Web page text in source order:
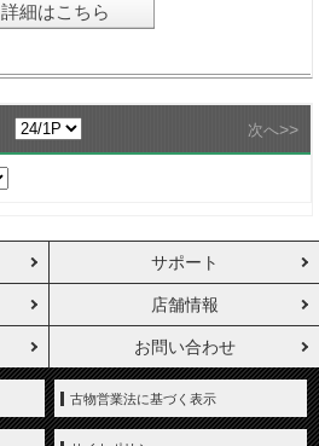
詳細はこちら
次へ>>
サポート
店舗情報
お問い合わせ
古物営業法に基づく表示